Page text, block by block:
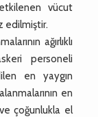
vücut
edilmiştir.
ağırlıklı
personeli
en yaygın
en
çoğunlukla el